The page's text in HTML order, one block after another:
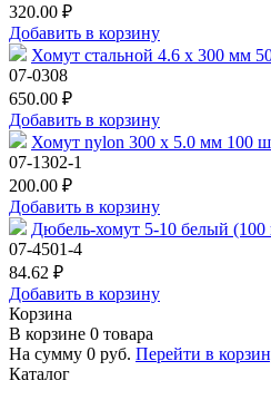
320.00 ₽
Добавить в корзину
Хомут стальной 4.6 х 300 мм
07-0308
650.00 ₽
Добавить в корзину
Хомут nylon 300 х 5.0 мм 100
07-1302-1
200.00 ₽
Добавить в корзину
Дюбель-хомут 5-10 белый (100
07-4501-4
84.62 ₽
Добавить в корзину
Корзина
В корзине 0 товара
На сумму 0 руб. Перейти в
Каталог